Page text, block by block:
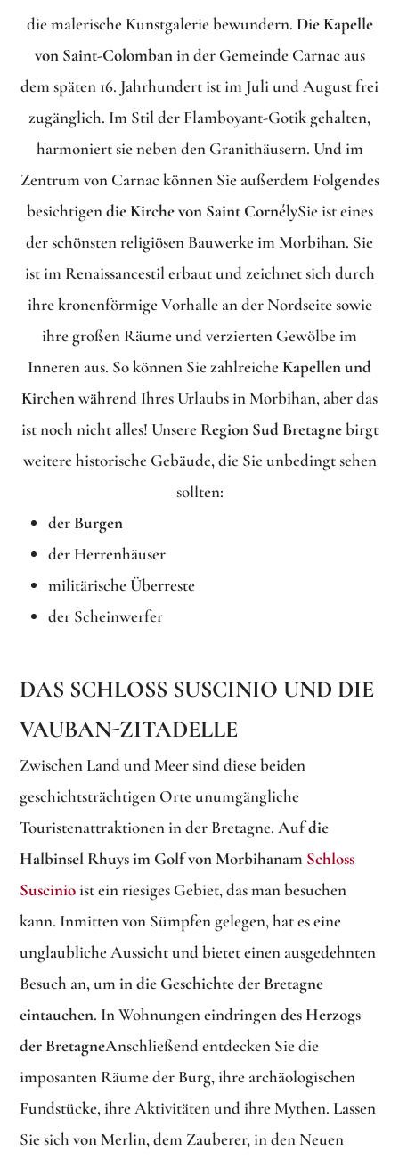
die malerische Kunstgalerie bewundern. Die Kapelle
von Saint-Colomban in der Gemeinde Carnac aus
dem späten 16. Jahrhundert ist im Juli und August frei
zugänglich. Im Stil der Flamboyant-Gotik gehalten,
harmoniert sie neben den Granithäusern. Und im
Zentrum von Carnac können Sie außerdem Folgendes
besichtigen die Kirche von Saint CornélySie ist eines
der schönsten religiösen Bauwerke im Morbihan. Sie
ist im Renaissancestil erbaut und zeichnet sich durch
ihre kronenförmige Vorhalle an der Nordseite sowie
ihre großen Räume und verzierten Gewölbe im
Inneren aus. So können Sie zahlreiche Kapellen und
Kirchen während Ihres Urlaubs in Morbihan, aber das
ist noch nicht alles! UnsereRegion Sud Bretagnebirgt
weitere historische Gebäude, die Sie unbedingt sehen
sollten:
der Burgen
der Herrenhäuser
militärische Überreste
der Scheinwerfer
DAS SCHLOSS SUSCINIO UND DIE
VAUBAN-ZITADELLE
Zwischen Land und Meer sind diese beiden
geschichtsträchtigen Orte unumgängliche
Touristenattraktionen in der Bretagne. Aufdie
Halbinsel Rhuys im Golf von Morbihanam Schloss
Suscinioist ein riesiges Gebiet, das man besuchen
kann. Inmitten von Sümpfen gelegen, hat es eine
unglaubliche Aussicht und bietet einen ausgedehnten
Besuch an, umin die Geschichte der Bretagne
eintauchen. In Wohnungen eindringendes Herzogs
der BretagneAnschließend entdecken Sie die
imposanten Räume der Burg, ihre archäologischen
Fundstücke, ihre Aktivitäten und ihre Mythen. Lassen
Sie sich von Merlin, dem Zauberer, in den Neuen